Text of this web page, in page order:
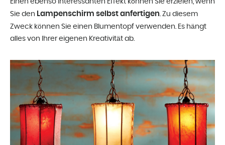
Einen ebenso interessanten Effekt können Sie erzielen, wenn
Sie den Lampenschirm selbst anfertigen. Zu diesem
Zweck können Sie einen Blumentopf verwenden. Es hängt
alles von Ihrer eigenen Kreativität ab.